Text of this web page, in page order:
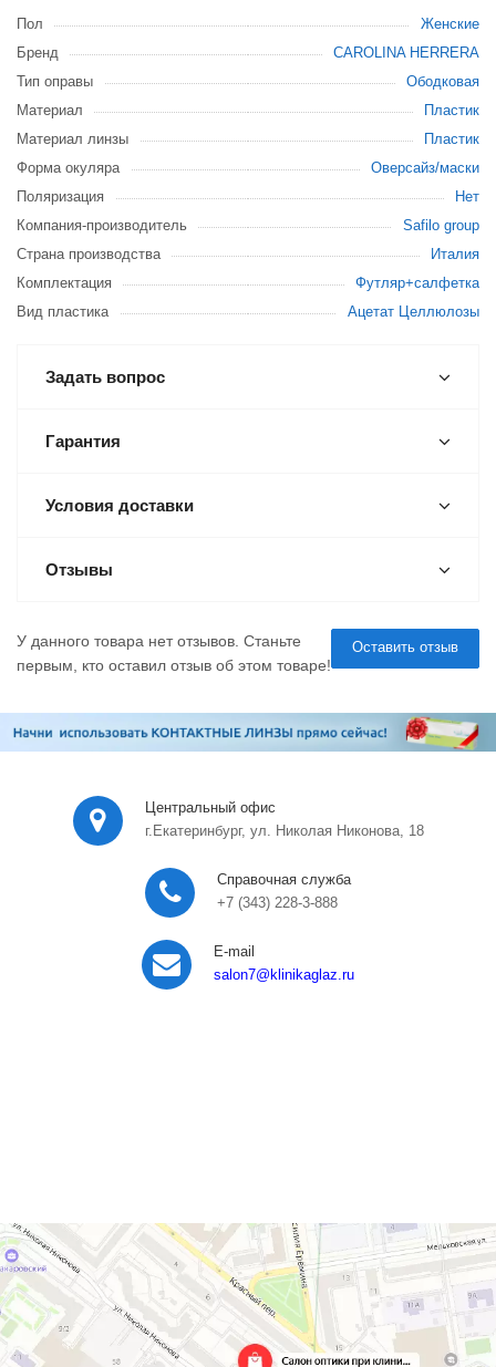
Пол
Женские
Бренд
CAROLINA HERRERA
Тип оправы
Ободковая
Материал
Пластик
Материал линзы
Пластик
Форма окуляра
Оверсайз/маски
Поляризация
Нет
Компания-производитель
Safilo group
Страна производства
Италия
Комплектация
Футляр+салфетка
Вид пластика
Ацетат Целлюлозы
Задать вопрос
Гарантия
Условия доставки
Отзывы
Оставить отзыв
У данного товара нет отзывов. Станьте
первым, кто оставил отзыв об этом товаре!
Центральный офис
г.Екатеринбург, ул. Николая Никонова, 18
Справочная служба
+7 (343) 228-3-888
E-mail
salon7@klinikaglaz.ru